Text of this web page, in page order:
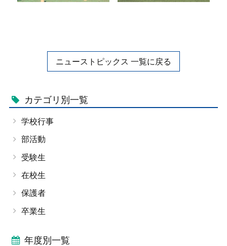
ニューストピックス 一覧に戻る
カテゴリ別一覧
学校行事
部活動
受験生
在校生
保護者
卒業生
年度別一覧